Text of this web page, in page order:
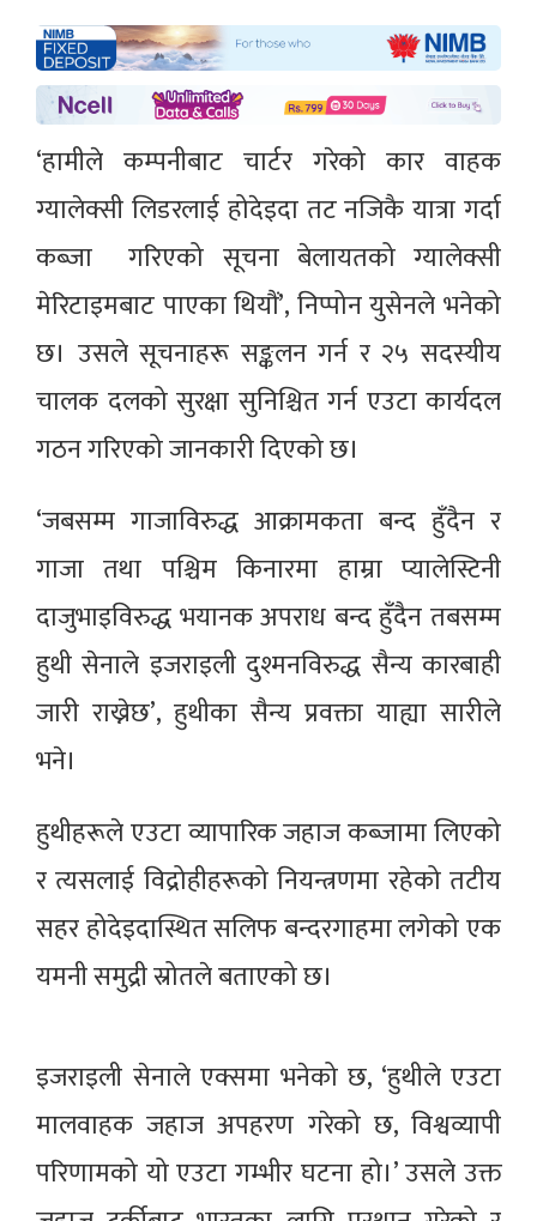
‘हामीले कम्पनीबाट चार्टर गरेको कार वाहक
ग्यालेक्सी लिडरलाई होदेइदा तट नजिकै यात्रा गर्दा
कब्जा गरिएको सूचना बेलायतको ग्यालेक्सी
मेरिटाइमबाट पाएका थियौं’, निप्पोन युसेनले भनेको
छ। उसले सूचनाहरू सङ्कलन गर्न र २५ सदस्यीय
चालक दलको सुरक्षा सुनिश्चित गर्न एउटा कार्यदल
गठन गरिएको जानकारी दिएको छ।
‘जबसम्म गाजाविरुद्ध आक्रामकता बन्द हुँदैन र
गाजा तथा पश्चिम किनारमा हाम्रा प्यालेस्टिनी
दाजुभाइविरुद्ध भयानक अपराध बन्द हुँदैन तबसम्म
हुथी सेनाले इजराइली दुश्मनविरुद्ध सैन्य कारबाही
जारी राख्नेछ’, हुथीका सैन्य प्रवक्ता याह्या सारीले
भने।
हुथीहरूले एउटा व्यापारिक जहाज कब्जामा लिएको
र त्यसलाई विद्रोहीहरूको नियन्त्रणमा रहेको तटीय
सहर होदेइदास्थित सलिफ बन्दरगाहमा लगेको एक
यमनी समुद्री स्रोतले बताएको छ।
इजराइली सेनाले एक्समा भनेको छ, ‘हुथीले एउटा
मालवाहक जहाज अपहरण गरेको छ, विश्वव्यापी
परिणामको यो एउटा गम्भीर घटना हो।’ उसले उक्त